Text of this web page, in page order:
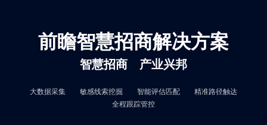
前瞻智慧招商解决方案
智慧招商 产业兴邦
大数据采集 敏感线索挖掘 智能评估匹配
精准路径触达
全程跟踪管控